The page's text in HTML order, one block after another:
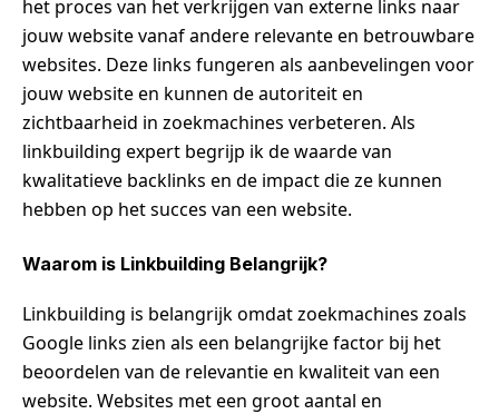
het proces van het verkrijgen van externe links naar
jouw website vanaf andere relevante en betrouwbare
websites. Deze links fungeren als aanbevelingen voor
jouw website en kunnen de autoriteit en
zichtbaarheid in zoekmachines verbeteren. Als
linkbuilding expert begrijp ik de waarde van
kwalitatieve backlinks en de impact die ze kunnen
hebben op het succes van een website.
Waarom is Linkbuilding Belangrijk?
Linkbuilding is belangrijk omdat zoekmachines zoals
Google links zien als een belangrijke factor bij het
beoordelen van de relevantie en kwaliteit van een
website. Websites met een groot aantal en